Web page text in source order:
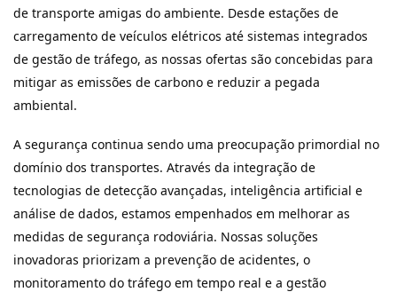
de transporte amigas do ambiente. Desde estações de
carregamento de veículos elétricos até sistemas integrados
de gestão de tráfego, as nossas ofertas são concebidas para
mitigar as emissões de carbono e reduzir a pegada
ambiental.
A segurança continua sendo uma preocupação primordial no
domínio dos transportes. Através da integração de
tecnologias de detecção avançadas, inteligência artificial e
análise de dados, estamos empenhados em melhorar as
medidas de segurança rodoviária. Nossas soluções
inovadoras priorizam a prevenção de acidentes, o
monitoramento do tráfego em tempo real e a gestão